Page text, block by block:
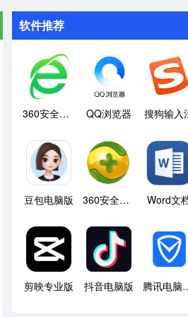
软件推荐
360安全浏览器 QQ浏览器 搜狗输入
豆包电脑版 360安全卫士 Word文
剪映专业版 抖音电脑版 腾